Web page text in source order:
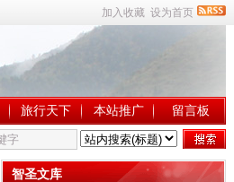
加入收藏 设为首页
旅行天下 本站推广 留言板
智圣文库